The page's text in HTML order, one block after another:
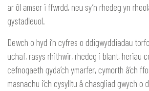
ar ôl amser i ffwrdd, neu sy’n rhedeg yn
gystadleuol.
Dewch o hyd i’n cyfres o ddigwyddiadau
uchaf, rasys rhithwir, rhedeg i blant, heriau
cefnogaeth gyda’ch ymarfer, cymorth â’ch
masnachu i’ch cysylltu â chasgliad gwych o